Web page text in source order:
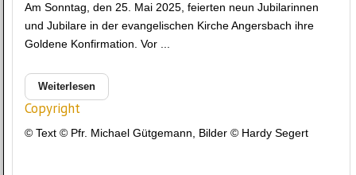
Am Sonntag, den 25. Mai 2025, feierten neun Jubilarinnen
und Jubilare in der evangelischen Kirche Angersbach ihre
Goldene Konfirmation. Vor ...
Weiterlesen
Copyright
© Text © Pfr. Michael Gütgemann, Bilder © Hardy Segert